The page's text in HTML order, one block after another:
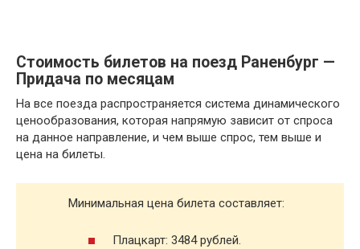
Стоимость билетов на поезд Раненбург —
Придача по месяцам
На все поезда распространяется система динамического
ценообразования, которая напрямую зависит от спроса
на данное направление, и чем выше спрос, тем выше и
цена на билеты.
Минимальная цена билета составляет:
Плацкарт: 3484 рублей.